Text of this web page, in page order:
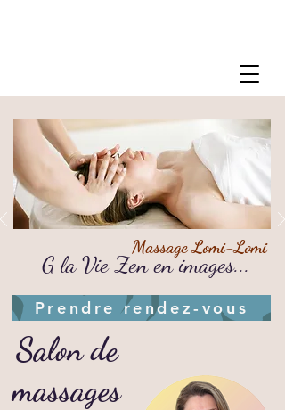
Massage Lomi-Lomi
G la Vie Zen en images...
06 22 13 71 80
Prendre rendez-vous
Salon de
massages